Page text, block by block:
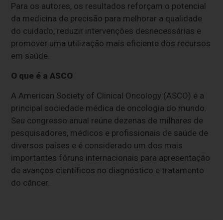
Para os autores, os resultados reforçam o potencial
da medicina de precisão para melhorar a qualidade
do cuidado, reduzir intervenções desnecessárias e
promover uma utilização mais eficiente dos recursos
em saúde.
O que é a ASCO
A American Society of Clinical Oncology (ASCO) é a
principal sociedade médica de oncologia do mundo.
Seu congresso anual reúne dezenas de milhares de
pesquisadores, médicos e profissionais de saúde de
diversos países e é considerado um dos mais
importantes fóruns internacionais para apresentação
de avanços científicos no diagnóstico e tratamento
do câncer.